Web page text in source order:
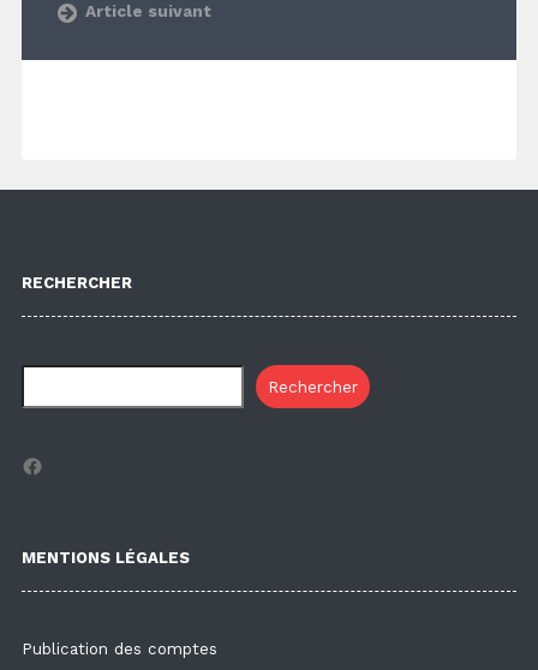
Article suivant
RECHERCHER
Rechercher
Facebook
MENTIONS LÉGALES
Publication des comptes